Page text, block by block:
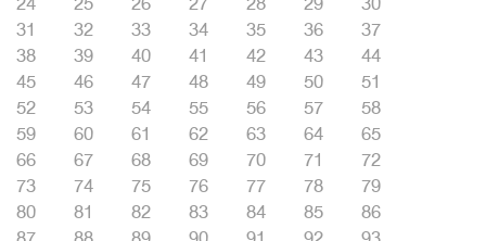
31
32 33 34 35 36
37
38
39 40 41 42 43
44
45
46 47 48 49 50
51
52
53 54 55 56 57
58
59
60 61 62 63 64
65
66
67 68 69 70 71
72
73
74 75 76 77 78
79
80
81 82 83 84 85
86